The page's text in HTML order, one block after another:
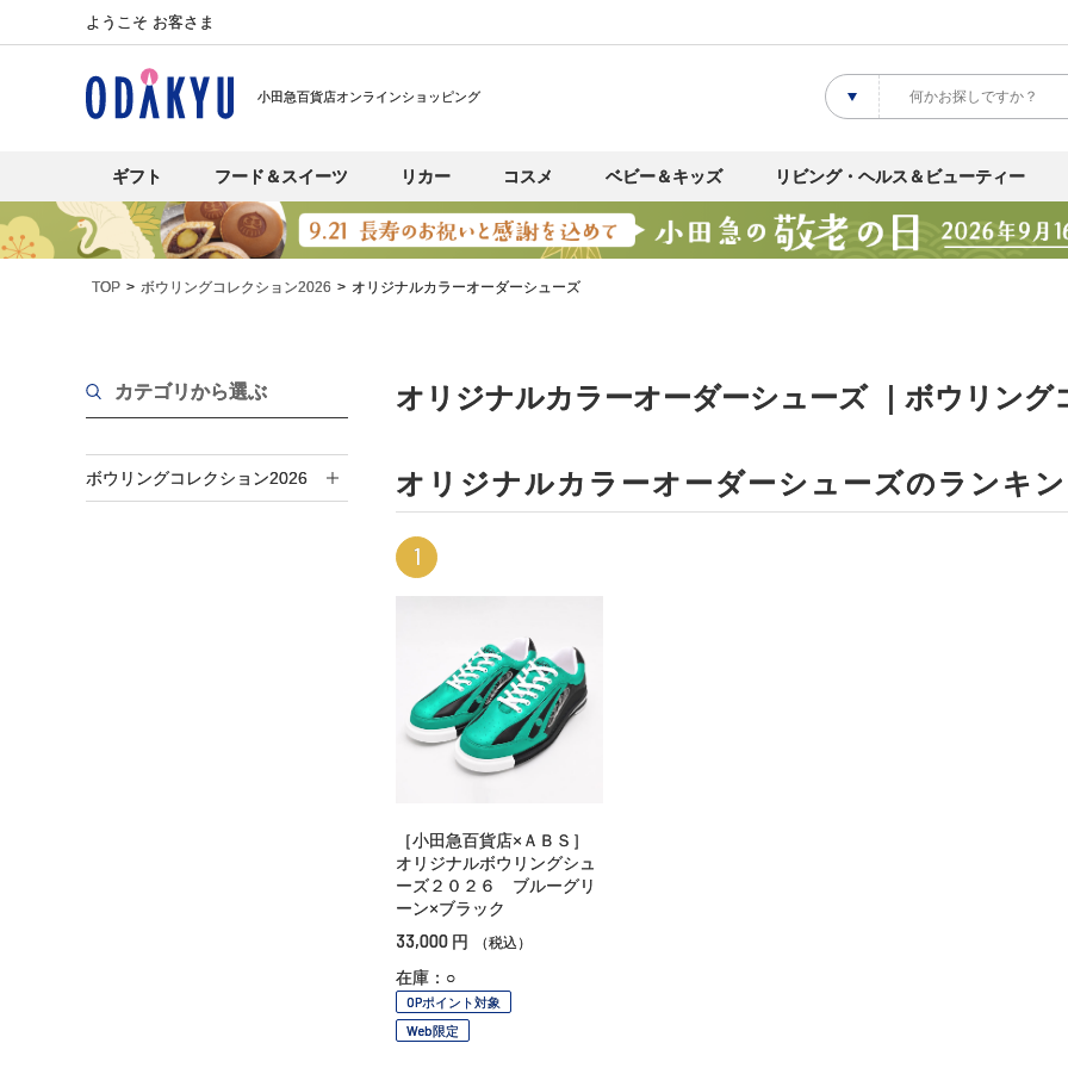
ようこそ お客さま
小田急百貨店オンラインショッピング
ギフト フード＆スイーツ リカー コスメ ベビー＆キッズ リビング・ヘルス＆ビューティー
TOP ボウリングコレクション2026 オリジナルカラーオーダーシューズ
カテゴリから選ぶ
ボウリングコレクション2026
オリジナルカラーオーダーシューズ ｜ボウリング
オリジナルカラーオーダーシューズのランキ
1
［小田急百貨店×ＡＢＳ］
オリジナルボウリングシュ
ーズ２０２６ ブルーグリ
ーン×ブラック
33,000 円 （税込）
在庫：○
OPポイント対象
Web限定